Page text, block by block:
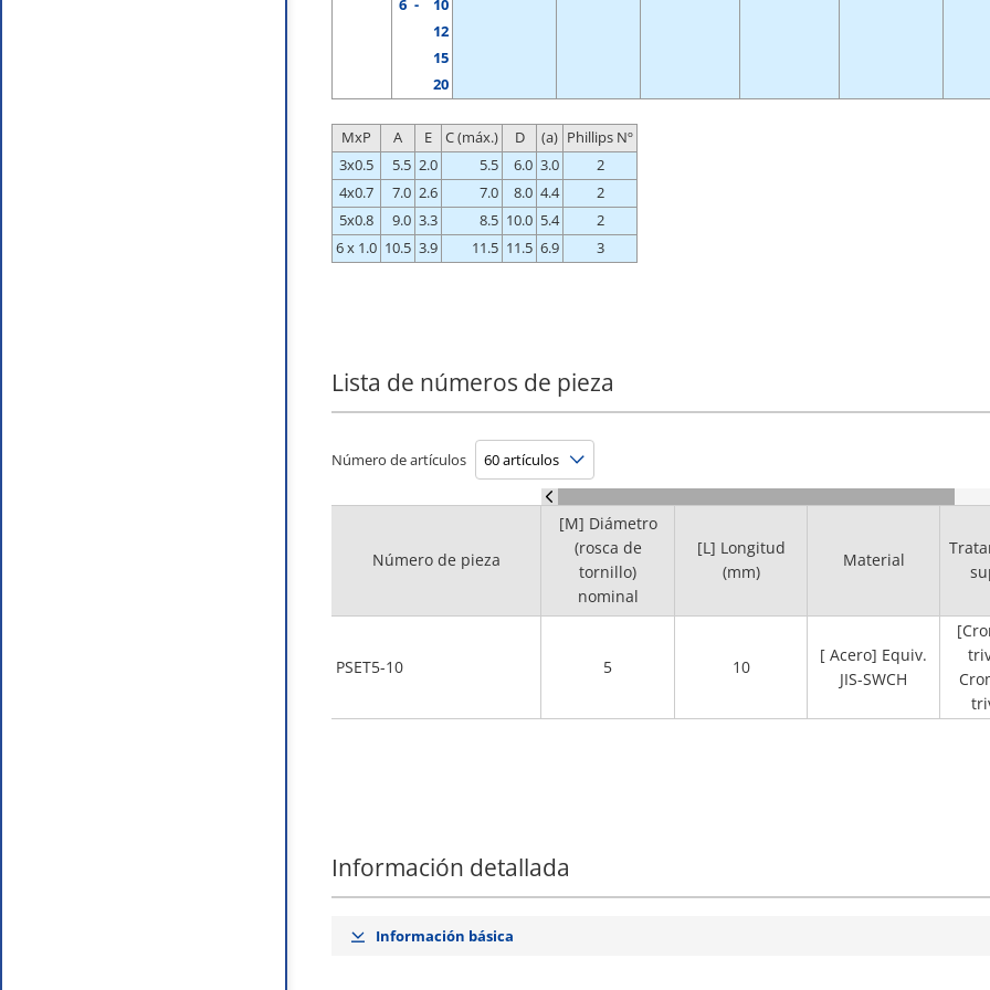
6 -
10
12
15
20
MxP A E C (máx.) D (a) Phillips Nº
3x0.5
5.5 2.0 5.5 6.0 3.0
2
4x0.7
7.0 2.6 7.0 8.0 4.4
2
5x0.8
9.0 3.3 8.5 10.0 5.4
2
6 x 1.0 10.5 3.9 11.5 11.5 6.9 3
Lista de números de pieza
Número de artículos
Número de pieza
PSET5-10
[M] Diámetro
(rosca de
tornillo)
nominal
[L] Longitud
(mm)
Material
5 10
[ Acero] Equiv.
JIS-SWCH
Información detallada
Información básica